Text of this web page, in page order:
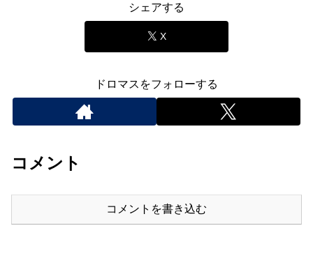
シェアする
X
ドロマスをフォローする
コメント
コメントを書き込む